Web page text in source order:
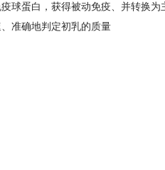
球蛋白，获得被动免疫、并转换为
准确地判定初乳的质量